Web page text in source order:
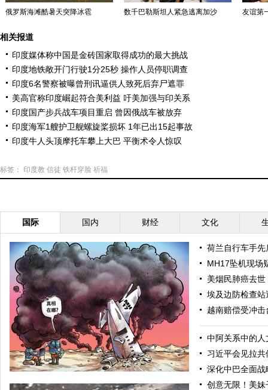
俄罗斯海滩酷暑天突降冰雹 数千巴勒斯坦人紧急逃离加沙 友谊第
相关报道
印度媒体称中国是金砖国家取得成功的最大挑战
印度地铁敞开门行驶1分25秒 操作人员停职调查
印度6名警察被曝曾刑讯逼供人致死后弃尸遮罪
美高官称印度崛起符合美利益 吁美加强与印关系
印度国产步兵战车项目重启 曾因俄战车被放弃
印度海军1艘护卫舰螺旋桨损坏 1年已出15起事故
印度牛人头顶摩托车攀上大巴 平衡术令人惊叹
标签： 印度教 信徒 铁杆穿脸 祈福
国际 国内 财经 文化
荷兰自行车手
MH17坠机现场
美烟民肺癌去
埃及边防检查
越南赔偿受冲
中阿关系中的人
习近平会见拉共
深化中巴全面
创意无限！美